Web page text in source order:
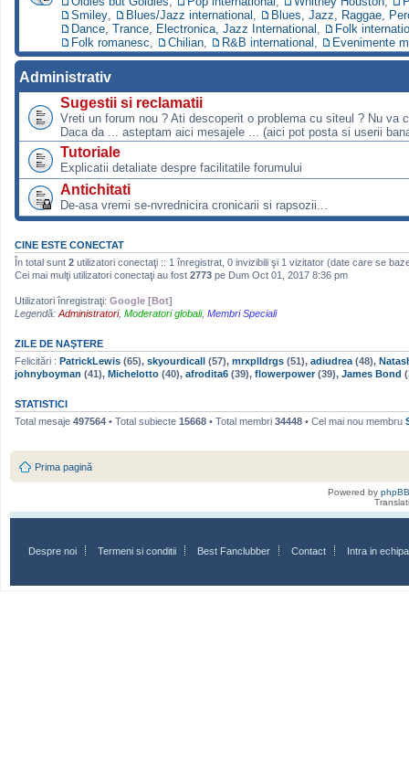
Smiley
Blues/Jazz international
Blues, Jazz, Raggae,
Dance, Trance, Electronica, Jazz International
Folk
Folk romanesc
Chilian R&B international Evenimente
Administrativ
Sugestii si reclamatii
Vreti un forum nou ? Ati descoperit o problema cu siteul ? Nu va
Daca da ... asteptam aici mesajele ... (aici pot posta si userii
Tutoriale
Explicatii detaliate despre facilitatile forumului
Antichitati
De-asa vremi se-nvrednicira cronicarii si rapsozii...
CINE ESTE CONECTAT
În total sunt 2 utilizatori conectaţi :: 1 înregistrat, 0 invizibili şi 1 vizitator (date care se
Cei mai mulţi utilizatori conectaţi au fost 2773 pe Dum Oct 01, 2017 8:36 pm
Utilizatori înregistraţi: Google [Bot]
Legendă: Administratori, Moderatori globali, Membri Speciali
ZILE DE NAŞTERE
Felicitări : PatrickLewis (65), skyourdicall (57), mrxplldrgs (51), adiudrea (48),
johnyboyman (41), Michelotto (40), afrodita6 (39), flowerpower(39), James Bond
STATISTICI
Total mesaje 497564 • Total subiecte 15668 • Total membri 34448 • Cel mai nou membru
Prima pagină
Powered by phpBB
Despre noi Termeni si conditii Best Fanclubber Contact Intra in